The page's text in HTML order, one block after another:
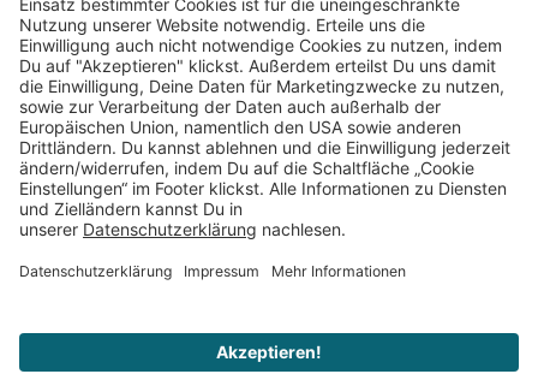
Mitglied im:
Impressum AGB Widerrufsbelehrung
Vertrag widerrufen